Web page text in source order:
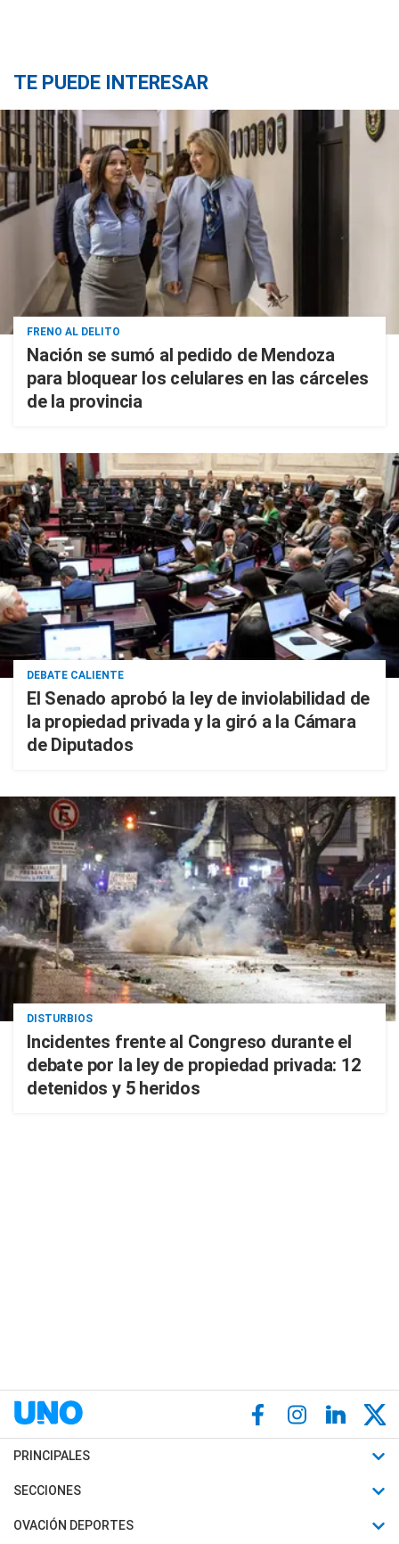
TE PUEDE INTERESAR
FRENO AL DELITO
Nación se sumó al pedido de Mendoza
para bloquear los celulares en las cárceles
de la provincia
DEBATE CALIENTE
El Senado aprobó la ley de inviolabilidad de
la propiedad privada y la giró a la Cámara
de Diputados
DISTURBIOS
Incidentes frente al Congreso durante el
debate por la ley de propiedad privada: 12
detenidos y 5 heridos
PRINCIPALES
Últimas Noticias
Política
SECCIONES
Horóscopo
OVACIÓN DEPORTES